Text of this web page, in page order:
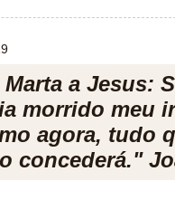
a Jesus:
morrido meu
agora, tudo
concederá."